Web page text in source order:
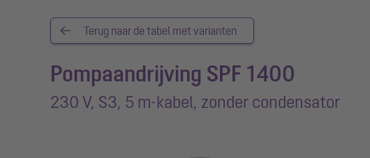
Terug naar de tabel met varianten
Pompaandrijving SPF 1400
230 V, S3, 5 m-kabel, zonder condensator